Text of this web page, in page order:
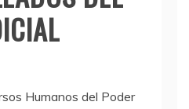
Humanos del Poder